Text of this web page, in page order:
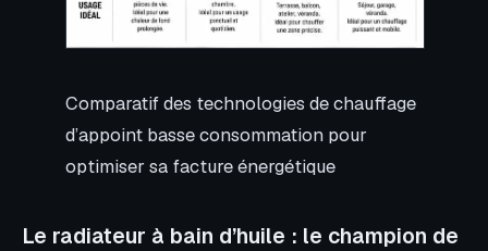
Comparatif des technologies de chauffage
d’appoint basse consommation pour
optimiser sa facture énergétique
Le radiateur à bain d’huile : le champion de